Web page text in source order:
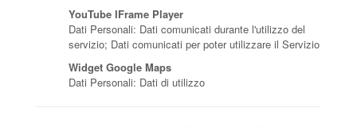
YouTube IFrame Player
Dati Personali: Dati comunicati durante l'utilizzo del
servizio; Dati comunicati per poter utilizzare il Servizio
Widget Google Maps
Dati Personali: Dati di utilizzo